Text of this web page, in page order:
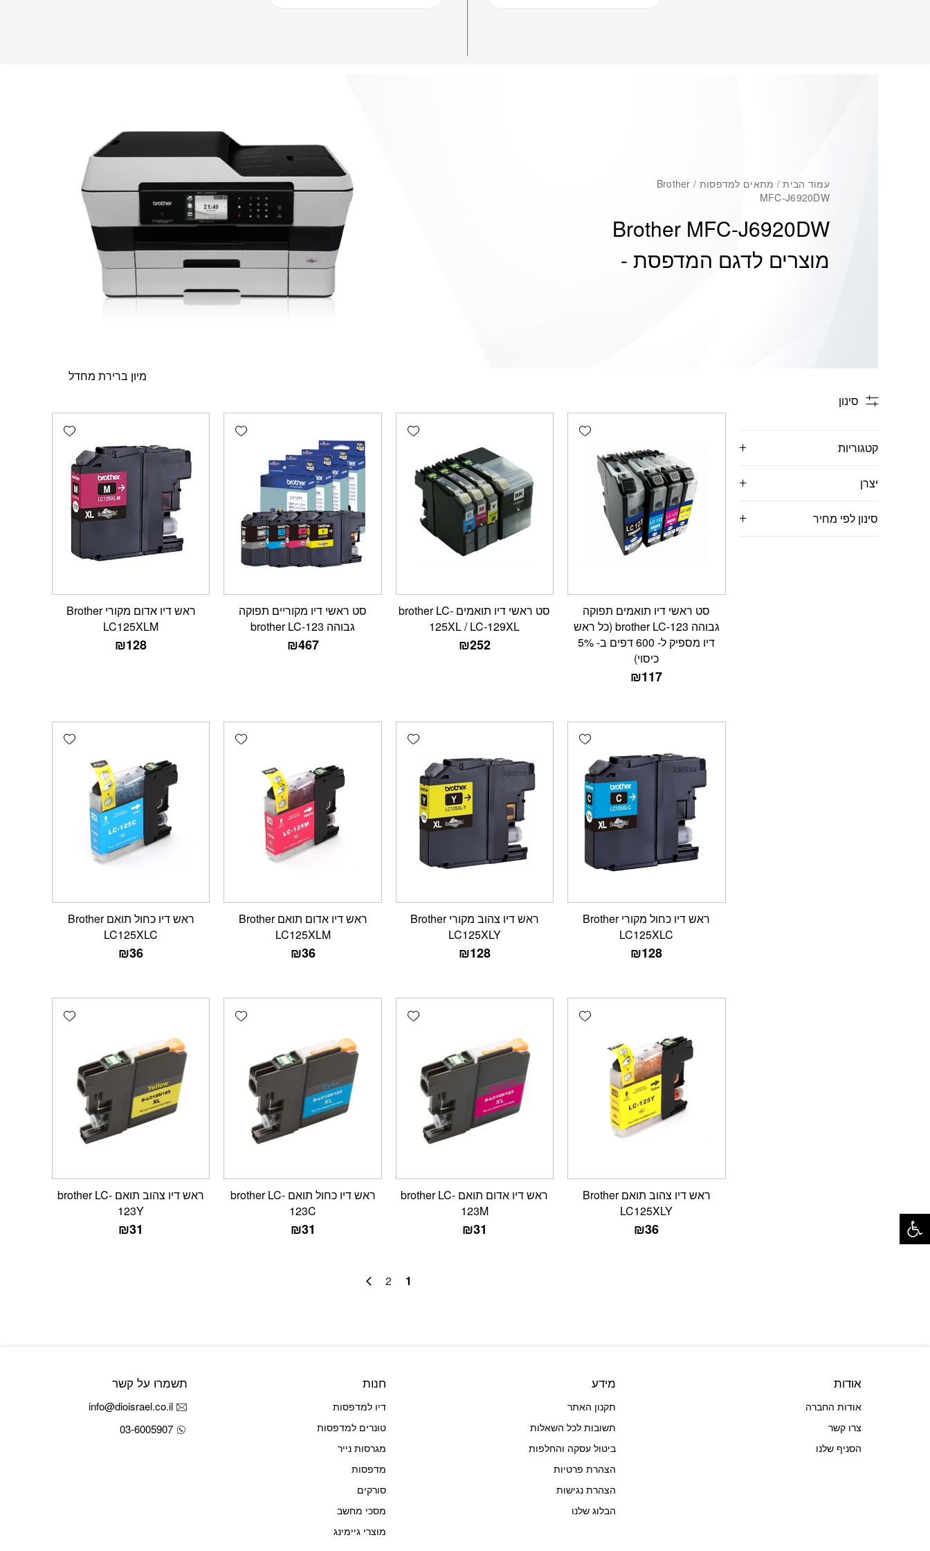
עמוד הבית
/ מתאים למדפסות / Brother
MFC-J6920DW
Brother MFC-J6920DW
מוצרים לדגם המדפסת -
סינון
קטגוריות
יצרן
סינון לפי מחיר
Add wishlist
סט ראשי דיו תואמים תפוקה
גבוהה brother LC-123 (כל ראש
דיו מספיק ל- 600 דפים ב- 5%
כיסוי)
₪117
Add wishlist
סט ראשי דיו תואמים brother LC-
125XL / LC-129XL
₪252
Add wishlist
סט ראשי דיו מקוריים תפוקה
גבוהה brother LC-123
₪467
Add wishlist
ראש דיו אדום מקורי Brother
LC125XLM
₪128
Add wishlist
ראש דיו כחול מקורי Brother
LC125XLC
₪128
Add wishlist
ראש דיו צהוב מקורי Brother
LC125XLY
₪128
Add wishlist
ראש דיו אדום תואם Brother
LC125XLM
₪36
Add wishlist
ראש דיו כחול תואם Brother
LC125XLC
₪36
Add wishlist
ראש דיו צהוב תואם Brother
LC125XLY
₪36
Add wishlist
ראש דיו אדום תואם brother LC-
123M
₪31
Add wishlist
ראש דיו כחול תואם brother LC-
123C
₪31
Add wishlist
ראש דיו צהוב תואם brother LC-
123Y
₪31
1
2
אודות
אודות החברה
צרו קשר
הסניף שלנו
מידע
תקנון האתר
תשובות לכל השאלות
ביטול עסקה והחלפות
הצהרת פרטיות
הצהרת נגישות
הבלוג שלנו
חנות
דיו למדפסות
טונרים למדפסות
מגרסות נייר
מדפסות
סורקים
מסכי מחשב
מוצרי גיימינג
תשמרו על קשר
info@dioisrael.co.il
03-6005907
פתח סרגל נגישות